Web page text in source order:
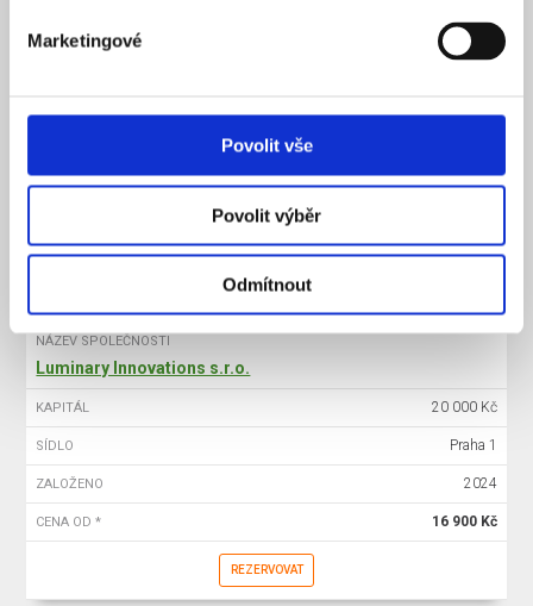
Marketingové
Povolit vše
Povolit výběr
Odmítnout
NÁZEV SPOLEČNOSTI
ZALOŽENO 2025
NÁZEV SPOLEČNOSTI
Luminary Innovations s.r.o.
KAPITÁL 20 000 Kč
SÍDLO Praha 1
ZALOŽENO 2024
CENA OD * 16 900 Kč
REZERVOVAT